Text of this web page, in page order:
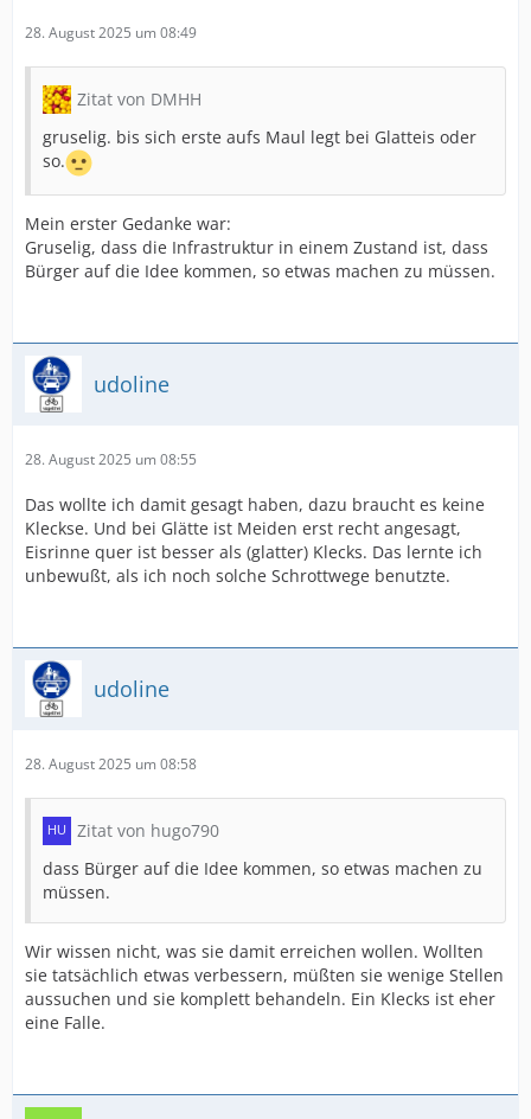
28. August 2025 um 08:49
Zitat von DMHH
gruselig. bis sich erste aufs Maul legt bei Glatteis oder
so.
Mein erster Gedanke war:
Gruselig, dass die Infrastruktur in einem Zustand ist, dass
Bürger auf die Idee kommen, so etwas machen zu müssen.
udoline
28. August 2025 um 08:55
Das wollte ich damit gesagt haben, dazu braucht es keine
Kleckse. Und bei Glätte ist Meiden erst recht angesagt,
Eisrinne quer ist besser als (glatter) Klecks. Das lernte ich
unbewußt, als ich noch solche Schrottwege benutzte.
udoline
28. August 2025 um 08:58
Zitat von hugo790
dass Bürger auf die Idee kommen, so etwas machen zu
müssen.
Wir wissen nicht, was sie damit erreichen wollen. Wollten
sie tatsächlich etwas verbessern, müßten sie wenige Stellen
aussuchen und sie komplett behandeln. Ein Klecks ist eher
eine Falle.